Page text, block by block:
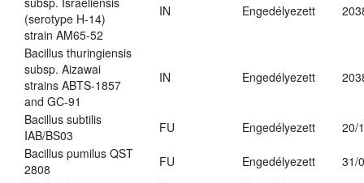
(serotype H-14)
strain AM65-52
IN Engedélyezett
Bacillus thuringiensis
subsp. Aizawai
strains ABTS-1857
and GC-91
IN Engedélyezett
Bacillus subtilis
IAB/BS03
FU Engedélyezett
20/
Bacillus pumilus QST
2808
FU Engedélyezett
31/